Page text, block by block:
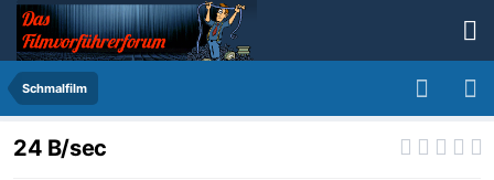
Schmalfilm
24 B/sec